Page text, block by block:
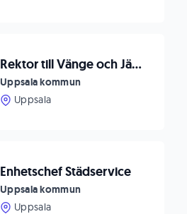
Rektor till Vänge och Järlåsa skolor F-6 Uppsala kommun
Uppsala kommun
Uppsala
Enhetschef Städservice
Uppsala kommun
Uppsala